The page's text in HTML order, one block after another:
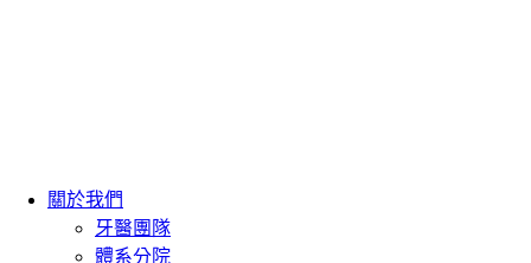
關於我們
牙醫團隊
體系分院